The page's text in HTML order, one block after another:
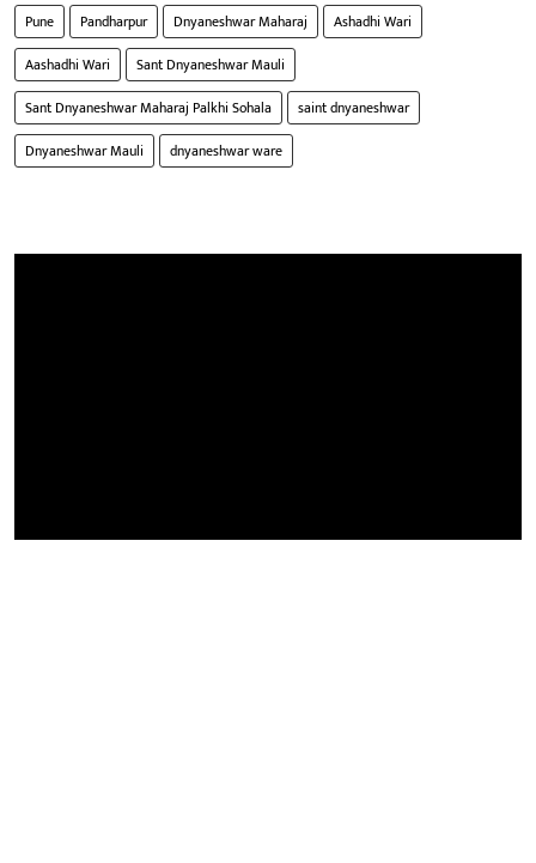
Pune Pandharpur Dnyaneshwar Maharaj
Ashadhi Wari
Aashadhi Wari
Sant Dnyaneshwar Mauli
Sant Dnyaneshwar Maharaj Palkhi Sohala
saint dnyaneshwar
Dnyaneshwar Mauli
dnyaneshwar ware